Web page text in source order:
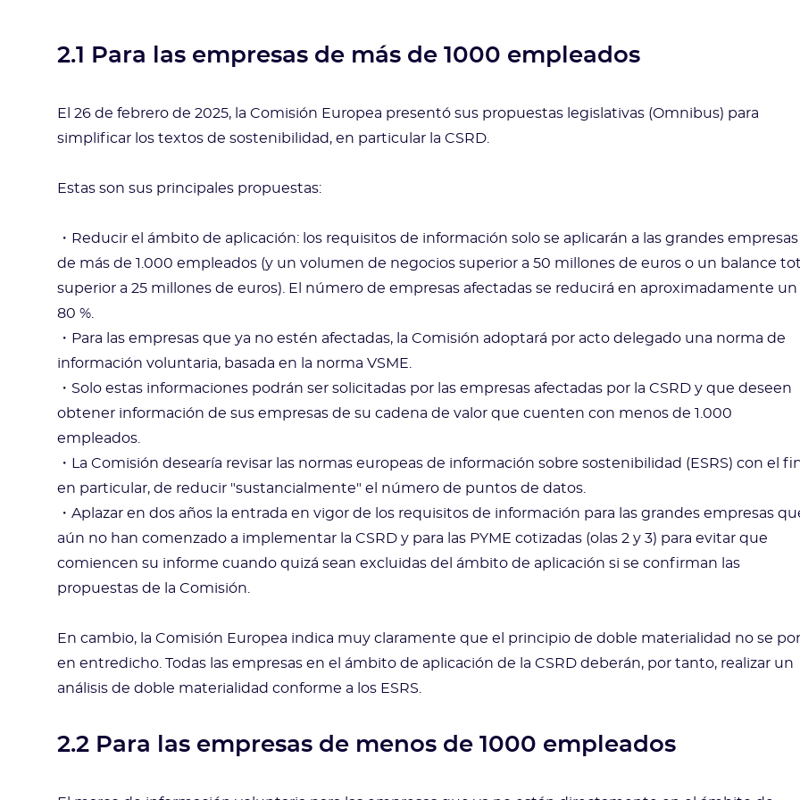
2.1 Para las empresas de más de 1000 empleados
El 26 de febrero de 2025, la Comisión Europea presentó sus propuestas legislativas (Omnibus) para
simplificar los textos de sostenibilidad, en particular la CSRD.
Estas son sus principales propuestas:
・Reducir el ámbito de aplicación: los requisitos de información solo se aplicarán a las grandes empresas
de más de 1.000 empleados (y un volumen de negocios superior a 50 millones de euros o un balance
superior a 25 millones de euros). El número de empresas afectadas se reducirá en aproximadamente un
80 %.
・Para las empresas que ya no estén afectadas, la Comisión adoptará por acto delegado una norma de
información voluntaria, basada en la norma VSME.
・Solo estas informaciones podrán ser solicitadas por las empresas afectadas por la CSRD y que deseen
obtener información de sus empresas de su cadena de valor que cuenten con menos de 1.000
empleados.
・La Comisión desearía revisar las normas europeas de información sobre sostenibilidad (ESRS) con el
en particular, de reducir "sustancialmente" el número de puntos de datos.
・Aplazar en dos años la entrada en vigor de los requisitos de información para las grandes empresas
aún no han comenzado a implementar la CSRD y para las PYME cotizadas (olas 2 y 3) para evitar que
comiencen su informe cuando quizá sean excluidas del ámbito de aplicación si se confirman las
propuestas de la Comisión.
En cambio, la Comisión Europea indica muy claramente que el principio de doble materialidad no se
en entredicho. Todas las empresas en el ámbito de aplicación de la CSRD deberán, por tanto, realizar un
análisis de doble materialidad conforme a los ESRS.
2.2 Para las empresas de menos de 1000 empleados